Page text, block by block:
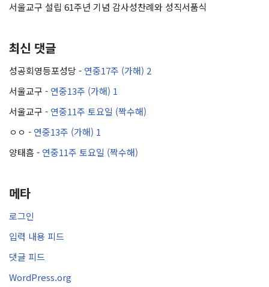
서울교구 설립 61주년 기념 감사성찬례와 성직서품식
최신 댓글
성공회영등포성당 - 연중17주 (가해) 2
서울교구 - 연중13주 (가해) 1
서울교구 - 연중11주 토요일 (짝수해)
ㅇㅇ - 연중13주 (가해) 1
양태흠 - 연중11주 토요일 (짝수해)
메타
로그인
입력 내용 피드
댓글 피드
WordPress.org